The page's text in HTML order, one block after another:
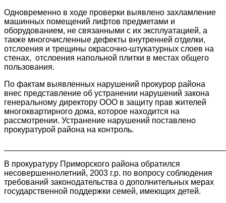
Одновременно в ходе проверки выявлено захламление
машинных помещений лифтов предметами и
оборудованием, не связанными с их эксплуатацией, а
также многочисленные дефекты внутренней отделки,
отслоения и трещины окрасочно-штукатурных слоев на
стенах, отслоения напольной плитки в местах общего
пользования.
По фактам выявленных нарушений прокурор района
внес представление об устранении нарушений закона
генеральному директору ООО в защиту прав жителей
многоквартирного дома, которое находится на
рассмотрении. Устранение нарушений поставлено
прокуратурой района на контроль.
В прокуратуру Приморского района обратился
несовершеннолетний, 2003 г.р. по вопросу соблюдения
требований законодательства о дополнительных мерах
государственной поддержки семей, имеющих детей.